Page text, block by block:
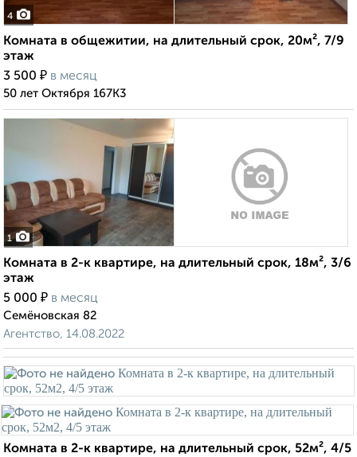
4
Комната в общежитии, на длительный срок, 20м², 7/9
этаж
3 500 ₽ в месяц
50 лет Октября 167К3
1
Комната в 2-к квартире, на длительный срок, 18м², 3/6
этаж
5 000 ₽ в месяц
Семёновская 82
Агентство, 14.08.2022
Комната в 2-к квартире, на длительный срок, 52м², 4/5